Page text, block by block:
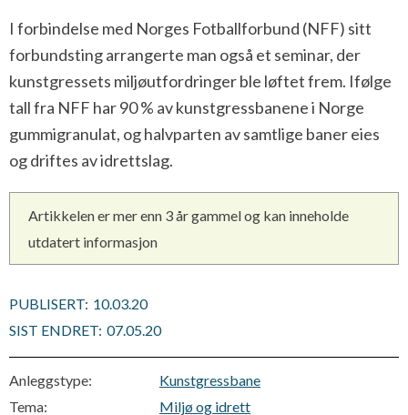
I forbindelse med Norges Fotballforbund (NFF) sitt
forbundsting arrangerte man også et seminar, der
kunstgressets miljøutfordringer ble løftet frem. Ifølge
tall fra NFF har 90 % av kunstgressbanene i Norge
gummigranulat, og halvparten av samtlige baner eies
og driftes av idrettslag.
Artikkelen er mer enn 3 år gammel og kan inneholde
utdatert informasjon
PUBLISERT: 10.03.20
SIST ENDRET: 07.05.20
Anleggstype:
Kunstgressbane
Tema:
Miljø og idrett